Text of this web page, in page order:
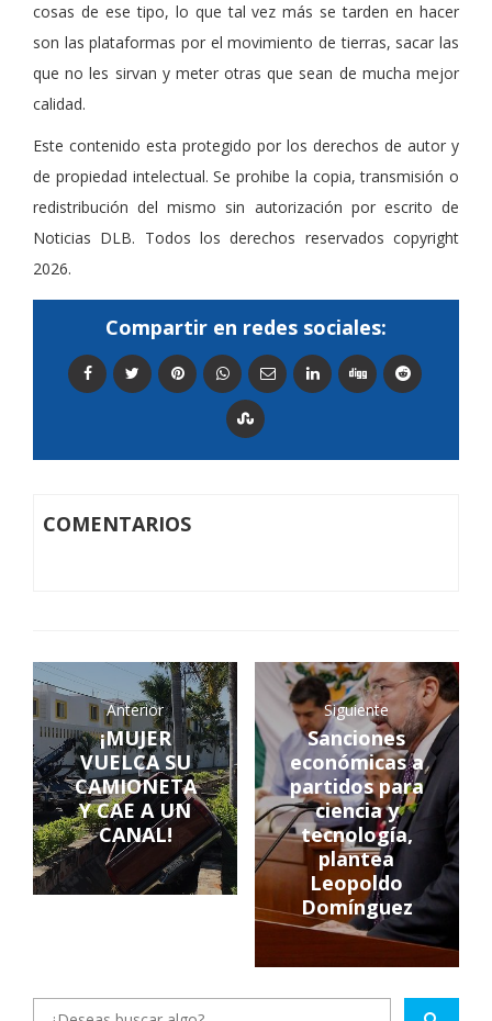
cosas de ese tipo, lo que tal vez más se tarden en hacer
son las plataformas por el movimiento de tierras, sacar las
que no les sirvan y meter otras que sean de mucha mejor
calidad.
Este contenido esta protegido por los derechos de autor y
de propiedad intelectual. Se prohibe la copia, transmisión o
redistribución del mismo sin autorización por escrito de
Noticias DLB. Todos los derechos reservados copyright
2026.
Compartir en redes sociales:
COMENTARIOS
Anterior
¡MUJER
VUELCA SU
CAMIONETA
Y CAE A UN
CANAL!
Siguiente
Sanciones
económicas a
partidos para
ciencia y
tecnología,
plantea
Leopoldo
Domínguez